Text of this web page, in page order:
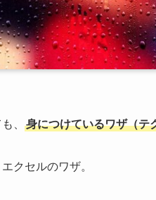
、 身につけているワザ（テ
クセルのワザ。